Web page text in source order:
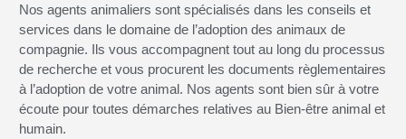
Nos agents animaliers sont spécialisés dans les conseils et
services dans le domaine de l’adoption des animaux de
compagnie. Ils vous accompagnent tout au long du processus
de recherche et vous procurent les documents règlementaires
à l’adoption de votre animal. Nos agents sont bien sûr à votre
écoute pour toutes démarches relatives au Bien-être animal et
humain.